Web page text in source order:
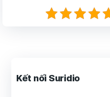
Kết nối Suridio